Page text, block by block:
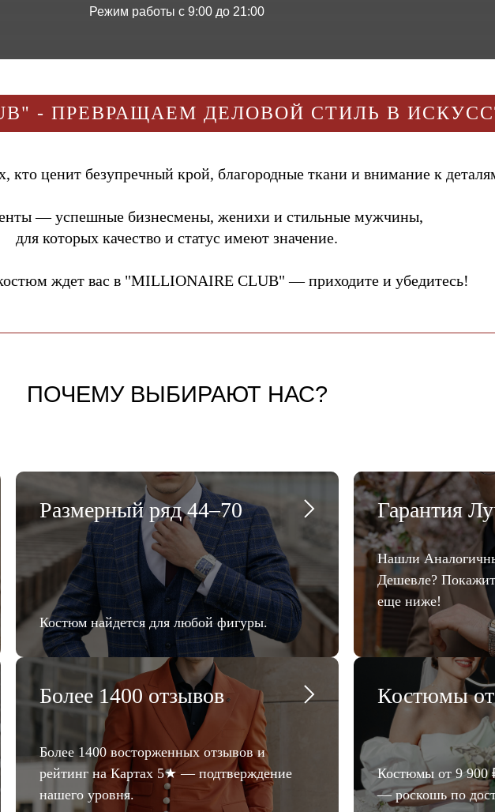
Режим работы с 9:00 до 21:00
- ПРЕВРАЩАЕМ ДЕЛОВОЙ СТИЛЬ В
кто ценит безупречный крой, благородные ткани и внимание к
— успешные бизнесмены, женихи и стильные мужчины,
для которых качество и статус имеют значение.
ждет вас в "MILLIONAIRE CLUB" — приходите и убедитесь!
ПОЧЕМУ ВЫБИРАЮТ НАС?
Размерный ряд 44–70
Костюм найдется для любой фигуры.
Гарантия
Нашли
Дешевле?
еще ниже!
Более 1400 отзывов
Более 1400 восторженных отзывов и
рейтинг на Картах 5★ — подтверждение
нашего уровня.
Костюмы
Костюмы от 9 900
— роскошь по